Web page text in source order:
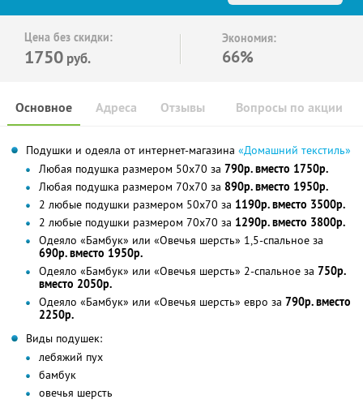
Цена без скидки:
1750 руб.
Экономия:
66%
Основное Отзывы Вопросы по акции
Адреса
Подушки и одеяла от интернет-магазина «Домашний текстиль»
Любая подушка размером 50х70 за 790р. вместо 1750р.
Любая подушка размером 70х70 за 890р. вместо 1950р.
2 любые подушки размером 50х70 за 1190р. вместо 3500р.
2 любые подушки размером 70х70 за 1290р. вместо 3800р.
Одеяло «Бамбук» или «Овечья шерсть» 1,5-спальное за
690р. вместо 1950р.
Одеяло «Бамбук» или «Овечья шерсть» 2-спальное за 750р.
вместо 2050р.
Одеяло «Бамбук» или «Овечья шерсть» евро за 790р. вместо
2250р.
Виды подушек:
лебяжий пух
бамбук
овечья шерсть